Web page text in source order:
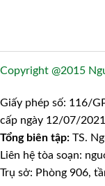
Copyright @2015
Giấy phép số: 116/
cấp ngày 12/07/2021
Tổng biên tập: TS.
Liên hệ tòa soạn:
Trụ sở: Phòng 906,